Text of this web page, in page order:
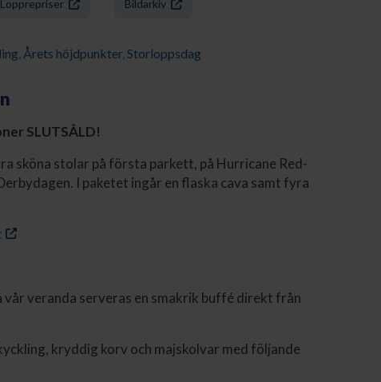
Lopprepriser Bildarkiv
Årets höjdpunkter, Storloppsdag
SLUTSÅLD!
sköna stolar på första parkett, på Hurricane Red-
I paketet ingår en flaska cava samt fyra
vår veranda serveras en smakrik buffé direkt från
kryddig korv och majskolvar med följande